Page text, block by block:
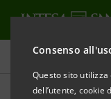
Consenso
Questo sito
dell’utente, cookie
Database cifre